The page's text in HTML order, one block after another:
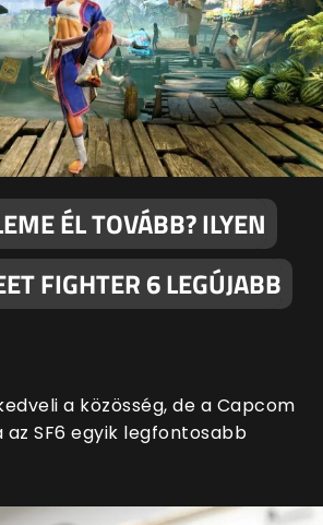
ÉL TOVÁBB? ILYEN
FIGHTER 6 LEGÚJABB
a közösség, de a Capcom
SF6 egyik legfontosabb